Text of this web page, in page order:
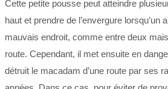
Cette petite pousse peut atteindre
haut et prendre de l’envergure lorsqu’un
mauvais endroit, comme entre deux
route. Cependant, il met ensuite en
détruit le macadam d’une route par ses